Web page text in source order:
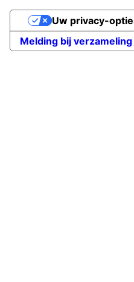
Melding bij verzameling
Uw privacy-